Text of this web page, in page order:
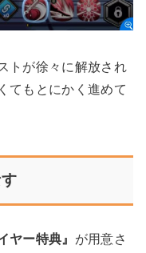
トが徐々に解放され
てもとにかく進めて
ヤー特典』 が用意さ